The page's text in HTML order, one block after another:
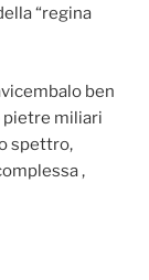
“regina
ben
pietre miliari
spettro,
,